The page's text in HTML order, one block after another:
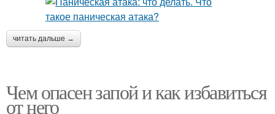
читать дальше →
Чем опасен запой и как избавиться
от него